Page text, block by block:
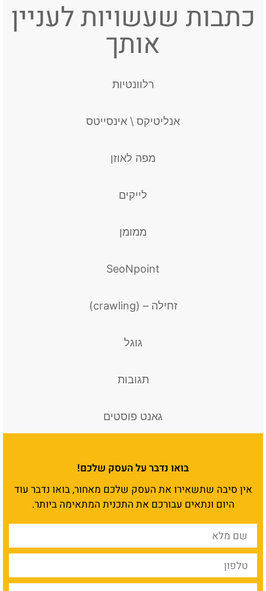
כתבות שעשויות לעניין
אותך
רלוונטיות
אנליטיקס \ אינסייטס
מפה לאוזן
לייקים
ממומן
SeoNpoint
זחילה – (crawling)
גוגל
תגובות
גאנט פוסטים
בואו נדבר על העסק שלכם!
אין סיבה שתשאירו את העסק שלכם מאחור, בואו נדבר עוד
היום ונתאים עבורכם את התכנית המתאימה ביותר.